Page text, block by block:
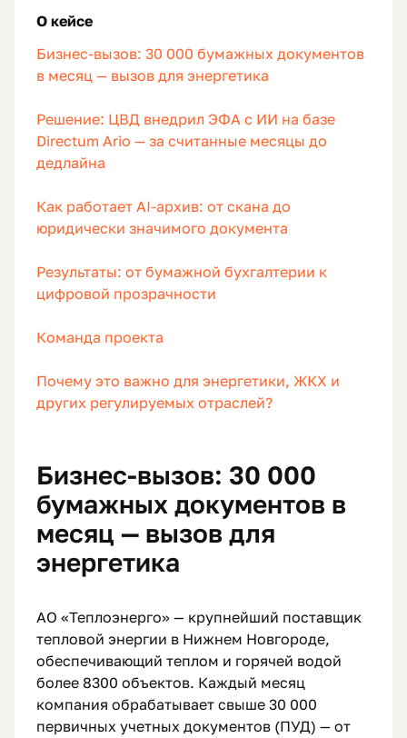
О кейсе
Бизнес-вызов: 30 000 бумажных документов
в месяц — вызов для энергетика
Решение: ЦВД внедрил ЭФА с ИИ на базе
Directum Ario — за считанные месяцы до
дедлайна
Как работает AI-архив: от скана до
юридически значимого документа
Результаты: от бумажной бухгалтерии к
цифровой прозрачности
Команда проекта
Почему это важно для энергетики, ЖКХ и
других регулируемых отраслей?
Бизнес-вызов: 30 000
бумажных документов в
месяц — вызов для
энергетика
АО «Теплоэнерго» — крупнейший поставщик
тепловой энергии в Нижнем Новгороде,
обеспечивающий теплом и горячей водой
более 8300 объектов. Каждый месяц
компания обрабатывает свыше 30 000
первичных учетных документов (ПУД) — от